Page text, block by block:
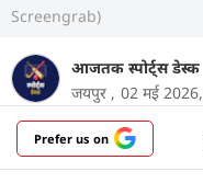
Screengrab)
आजतक स्पोर्ट्स डेस्क
जयपुर , 02 मई 2026,
Prefer us on